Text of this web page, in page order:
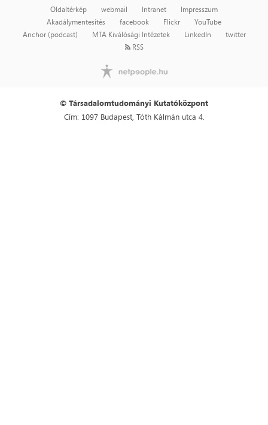
Oldaltérkép webmail Intranet
Impresszum
Akadálymentesítés
facebook Flickr
YouTube
Anchor (podcast)
MTA Kiválósági Intézetek LinkedIn
twitter
RSS
© Társadalomtudományi Kutatóközpont
Cím: 1097 Budapest, Tóth Kálmán utca 4.